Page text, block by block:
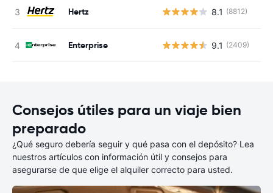
Hertz 8.1 (8812)
Enterprise 9.1 (2409)
Consejos útiles para un viaje bien
preparado
¿Qué seguro debería seguir y qué pasa con el depósito? Lea
nuestros artículos con información útil y consejos para
asegurarse de que elige el alquiler correcto para usted.